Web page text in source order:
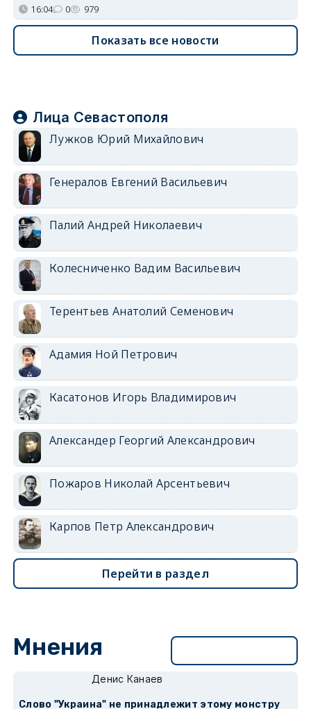
16:04 0 979
Показать все новости
Лица Севастополя
Лужков Юрий Михайлович
Генералов Евгений Васильевич
Палий Андрей Николаевич
Колесниченко Вадим Васильевич
Терентьев Анатолий Семенович
Адамия Ной Петрович
Касатонов Игорь Владимирович
Александер Георгий Александрович
Пожаров Николай Арсентьевич
Карпов Петр Александрович
Перейти в раздел
Мнения
Денис Канаев
Слово "Украина" не принадлежит этому монстру